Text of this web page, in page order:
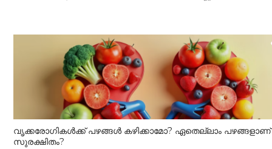
വൃക്കരോഗികൾക്ക് പഴങ്ങൾ കഴിക്കാമോ? ഏതെല്ലാം പഴങ്ങളാണ്
സുരക്ഷിതം?